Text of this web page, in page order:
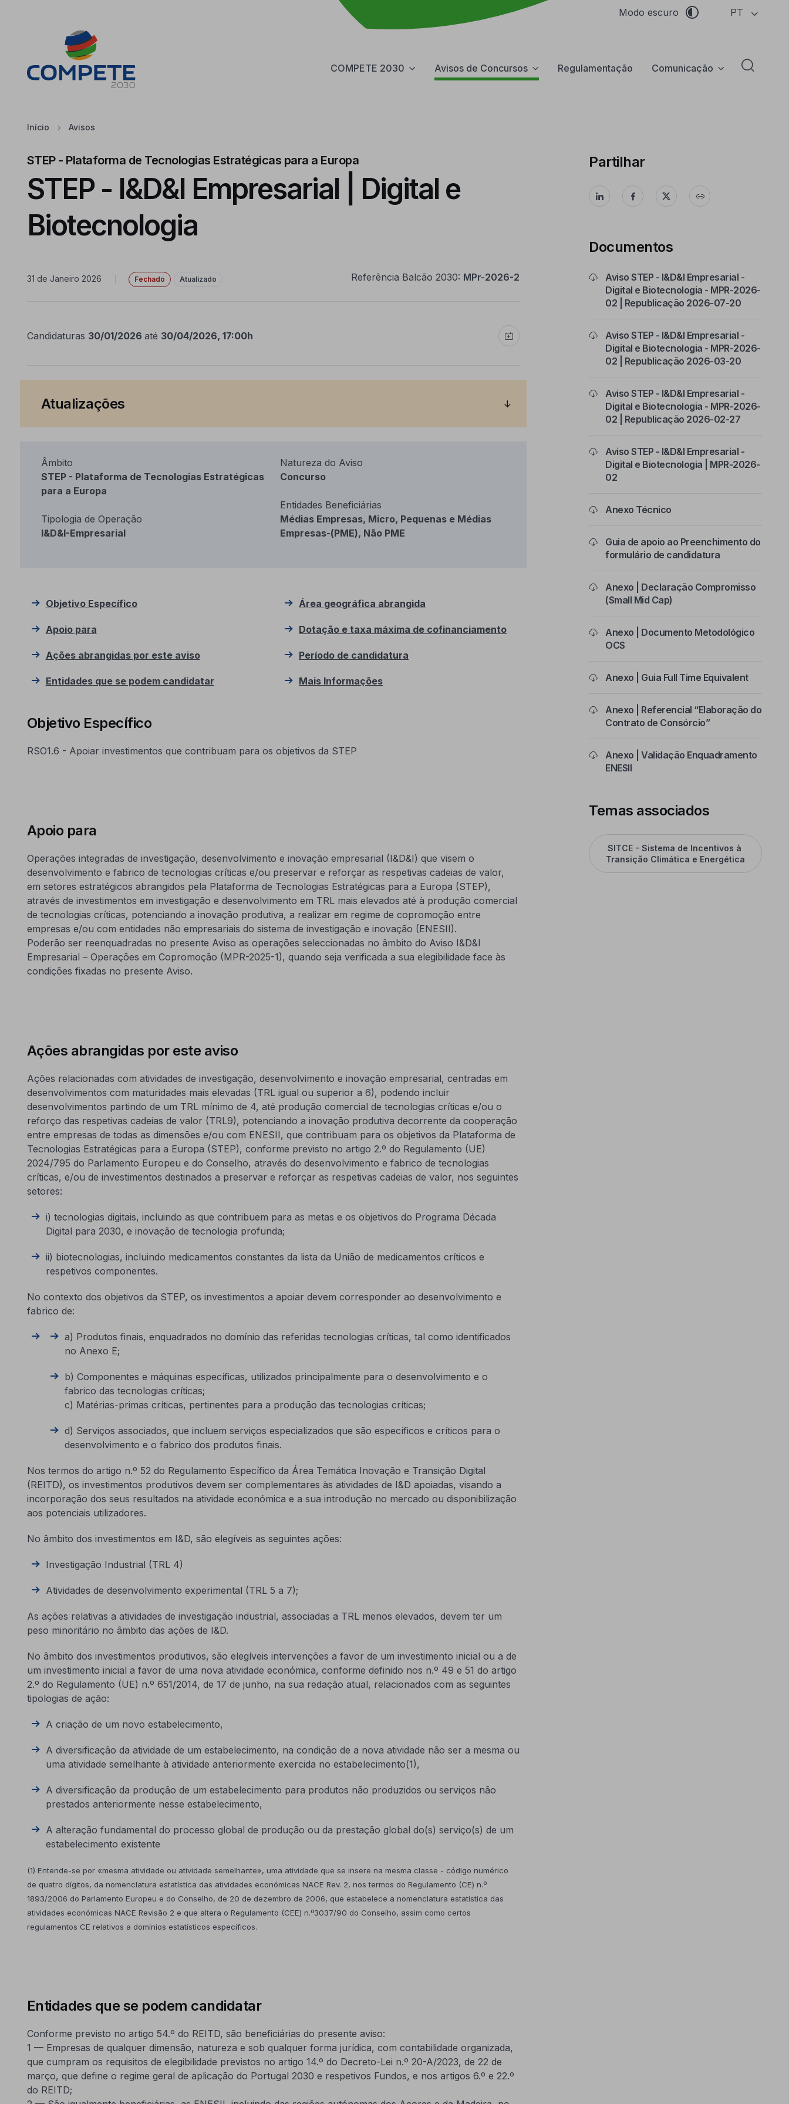
Modo escuro PT
COMPETE 2030 Avisos de Concursos Regulamentação Comunicação Abrir
Início Avisos
STEP - Plataforma de Tecnologias Estratégicas para a Europa
STEP - I&D&I Empresarial | Digital e
Biotecnologia
31 de Janeiro 2026 Fechado Atualizado Referência Balcão 2030: MPr-2026-2
Candidaturas 30/01/2026 até 30/04/2026, 17:00h
Atualizações
Âmbito
STEP - Plataforma de Tecnologias Estratégicas
para a Europa
Tipologia de Operação
I&D&I-Empresarial
Natureza do Aviso
Concurso
Entidades Beneficiárias
Médias Empresas, Micro, Pequenas e Médias
Empresas-(PME), Não PME
Objetivo Específico
Apoio para
Ações abrangidas por este aviso
Entidades que se podem candidatar
Área geográfica abrangida
Dotação e taxa máxima de cofinanciamento
Período de candidatura
Mais Informações
Objetivo Específico
RSO1.6 - Apoiar investimentos que contribuam para os objetivos da STEP
Apoio para
Operações integradas de investigação, desenvolvimento e inovação empresarial (I&D&I) que visem o
desenvolvimento e fabrico de tecnologias críticas e/ou preservar e reforçar as respetivas cadeias de valor,
em setores estratégicos abrangidos pela Plataforma de Tecnologias Estratégicas para a Europa (STEP),
através de investimentos em investigação e desenvolvimento em TRL mais elevados até à produção comercial
de tecnologias críticas, potenciando a inovação produtiva, a realizar em regime de copromoção entre
empresas e/ou com entidades não empresariais do sistema de investigação e inovação (ENESII).
Poderão ser reenquadradas no presente Aviso as operações seleccionadas no âmbito do Aviso I&D&I
Empresarial – Operações em Copromoção (MPR-2025-1), quando seja verificada a sua elegibilidade face às
condições fixadas no presente Aviso.
Ações abrangidas por este aviso
Ações relacionadas com atividades de investigação, desenvolvimento e inovação empresarial, centradas em
desenvolvimentos com maturidades mais elevadas (TRL igual ou superior a 6), podendo incluir
desenvolvimentos partindo de um TRL mínimo de 4, até produção comercial de tecnologias críticas e/ou o
reforço das respetivas cadeias de valor (TRL9), potenciando a inovação produtiva decorrente da cooperação
entre empresas de todas as dimensões e/ou com ENESII, que contribuam para os objetivos da Plataforma de
Tecnologias Estratégicas para a Europa (STEP), conforme previsto no artigo 2.º do Regulamento (UE)
2024/795 do Parlamento Europeu e do Conselho, através do desenvolvimento e fabrico de tecnologias
críticas, e/ou de investimentos destinados a preservar e reforçar as respetivas cadeias de valor, nos seguintes
setores:
i) tecnologias digitais, incluindo as que contribuem para as metas e os objetivos do Programa Década
Digital para 2030, e inovação de tecnologia profunda;
ii) biotecnologias, incluindo medicamentos constantes da lista da União de medicamentos críticos e
respetivos componentes.
No contexto dos objetivos da STEP, os investimentos a apoiar devem corresponder ao desenvolvimento e
fabrico de:
a) Produtos finais, enquadrados no domínio das referidas tecnologias críticas, tal como identificados
no Anexo E;
b) Componentes e máquinas específicas, utilizados principalmente para o desenvolvimento e o
fabrico das tecnologias críticas;
c) Matérias-primas críticas, pertinentes para a produção das tecnologias críticas;
d) Serviços associados, que incluem serviços especializados que são específicos e críticos para o
desenvolvimento e o fabrico dos produtos finais.
Nos termos do artigo n.º 52 do Regulamento Específico da Área Temática Inovação e Transição Digital
(REITD), os investimentos produtivos devem ser complementares às atividades de I&D apoiadas, visando a
incorporação dos seus resultados na atividade económica e a sua introdução no mercado ou disponibilização
aos potenciais utilizadores.
No âmbito dos investimentos em I&D, são elegíveis as seguintes ações:
Investigação Industrial (TRL 4)
Atividades de desenvolvimento experimental (TRL 5 a 7);
As ações relativas a atividades de investigação industrial, associadas a TRL menos elevados, devem ter um
peso minoritário no âmbito das ações de I&D.
No âmbito dos investimentos produtivos, são elegíveis intervenções a favor de um investimento inicial ou a de
um investimento inicial a favor de uma nova atividade económica, conforme definido nos n.º 49 e 51 do artigo
2.º do Regulamento (UE) n.º 651/2014, de 17 de junho, na sua redação atual, relacionados com as seguintes
tipologias de ação:
A criação de um novo estabelecimento,
A diversificação da atividade de um estabelecimento, na condição de a nova atividade não ser a mesma ou
uma atividade semelhante à atividade anteriormente exercida no estabelecimento(1),
A diversificação da produção de um estabelecimento para produtos não produzidos ou serviços não
prestados anteriormente nesse estabelecimento,
A alteração fundamental do processo global de produção ou da prestação global do(s) serviço(s) de um
estabelecimento existente
(1) Entende-se por «mesma atividade ou atividade semelhante», uma atividade que se insere na mesma classe - código numérico
de quatro dígitos, da nomenclatura estatística das atividades económicas NACE Rev. 2, nos termos do Regulamento (CE) n.º
1893/2006 do Parlamento Europeu e do Conselho, de 20 de dezembro de 2006, que estabelece a nomenclatura estatística das
atividades económicas NACE Revisão 2 e que altera o Regulamento (CEE) n.º3037/90 do Conselho, assim como certos
regulamentos CE relativos a domínios estatísticos específicos.
Entidades que se podem candidatar
Conforme previsto no artigo 54.º do REITD, são beneficiárias do presente aviso:
1 — Empresas de qualquer dimensão, natureza e sob qualquer forma jurídica, com contabilidade organizada,
que cumpram os requisitos de elegibilidade previstos no artigo 14.º do Decreto-Lei n.º 20-A/2023, de 22 de
março, que define o regime geral de aplicação do Portugal 2030 e respetivos Fundos, e nos artigos 6.º e 22.º
do REITD;
Partilhar
Documentos
Aviso STEP - I&D&I Empresarial -
Digital e Biotecnologia - MPR-2026-
02 | Republicação 2026-07-20
Aviso STEP - I&D&I Empresarial -
Digital e Biotecnologia - MPR-2026-
02 | Republicação 2026-03-20
Aviso STEP - I&D&I Empresarial -
Digital e Biotecnologia - MPR-2026-
02 | Republicação 2026-02-27
Aviso STEP - I&D&I Empresarial -
Digital e Biotecnologia | MPR-2026-
02
Anexo Técnico
Guia de apoio ao Preenchimento do
formulário de candidatura
Anexo | Declaração Compromisso
(Small Mid Cap)
Anexo | Documento Metodológico
OCS
Anexo | Guia Full Time Equivalent
Anexo | Referencial “Elaboração do
Contrato de Consórcio”
Anexo | Validação Enquadramento
ENESII
Temas associados
SITCE - Sistema de Incentivos à
Transição Climática e Energética